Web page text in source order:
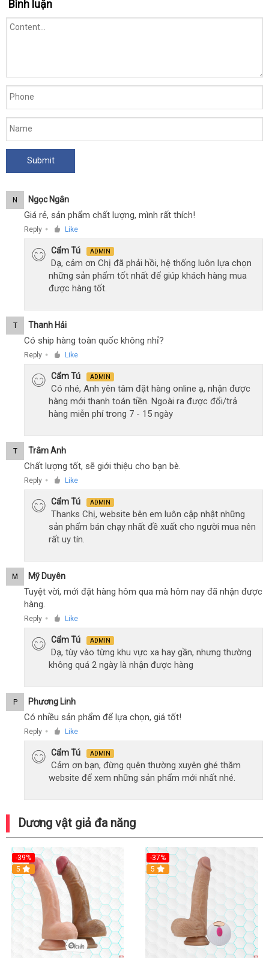
tín
trong
lớn.
Bình luận
N Ngọc Ngân
Giá rẻ, sản phẩm chất lượng, mình rất thích!
Reply ● Like
Cẩm Tú ADMIN
Dạ, cảm ơn Chị đã phải hồi, hệ thống luôn lựa chọn
những sản phẩm tốt nhất để giúp khách hàng mua
được hàng tốt.
T Thanh Hải
Có ship hàng toàn quốc không nhỉ?
Reply ● Like
Cẩm Tú ADMIN
Có nhé, Anh yên tâm đặt hàng online ạ, nhận được
hàng mới thanh toán tiền. Ngoài ra được đổi/trả
hàng miễn phí trong 7 - 15 ngày
T Trâm Anh
Chất lượng tốt, sẽ giới thiệu cho bạn bè.
Reply ● Like
Cẩm Tú ADMIN
Thanks Chị, website bên em luôn cập nhật những
sản phẩm bán chạy nhất đề xuất cho người mua nên
rất uy tín.
M Mỹ Duyên
Tuyệt vời, mới đặt hàng hôm qua mà hôm nay đã nhận được
hàng.
Reply ● Like
Cẩm Tú ADMIN
Dạ, tùy vào từng khu vực xa hay gần, nhưng thường
không quá 2 ngày là nhận được hàng
P Phương Linh
Có nhiều sản phẩm để lựa chọn, giá tốt!
Reply ● Like
Cẩm Tú ADMIN
Cảm ơn bạn, đừng quên thường xuyên ghé thăm
website để xem những sản phẩm mới nhất nhé.
Dương vật giả đa năng
-39%
Hot
5
-37%
5